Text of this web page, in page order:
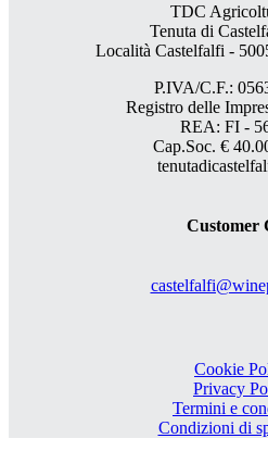
TDC
Tenuta di
Località Castelfalfi -
P.IVA/C.F.:
Registro delle
REA: FI -
Cap.Soc. €
Customer
Cookie
Privacy
Termini e
Condizioni di